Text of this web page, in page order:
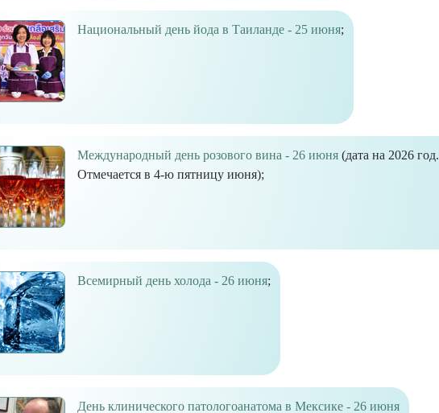
Национальный день йода в Таиланде - 25 июня;
Международный день розового вина - 26 июня (дата на 2026 год.
Отмечается в 4-ю пятницу июня);
Всемирный день холода - 26 июня;
День клинического патологоанатома в Мексике - 26 июня